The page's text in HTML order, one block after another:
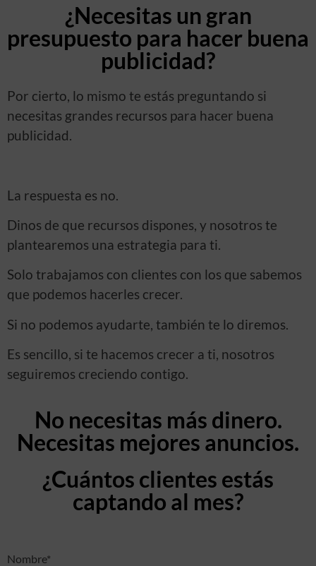
¿Necesitas un gran
presupuesto para hacer buena
publicidad?
Por cierto, lo mismo te estás preguntando si
necesitas grandes recursos para hacer buena
publicidad.
La respuesta es no.
Dinos de que recursos dispones, y nosotros te
plantearemos una estrategia para ti.
Solo trabajamos con clientes con los que sabemos
que podemos hacerles crecer.
Si no podemos ayudarte, también te lo diremos.
Es sencillo, si te hacemos crecer a ti, nosotros
seguiremos creciendo contigo.
No necesitas más dinero.
Necesitas mejores anuncios.
¿Cuántos clientes estás
captando al mes?
Nombre*